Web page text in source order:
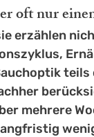
oft nur
erzählen
mehrere